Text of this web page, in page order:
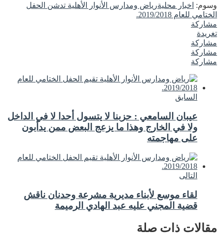
وسوم: اخبار محليةرياض ومدارس الأنوار الأهلية تدشن الحفل
الختامي للعام 2019/2018.
مشاركة
تغريدة
مشاركة
مشاركة
مشاركة
السابق
عيبان السامعي : حزبنا لا يتسول أحدا لا في الداخل
ولا في الخارج وهذا ما يزعج البعض ممن يدأبون
على مهاجمته
التالى
لقاء موسع لأبناء مديرية مشرعة وحدنان ناقش
قضية المجني عليه عبد الهادي الرميمة
مقالات ذات صلة